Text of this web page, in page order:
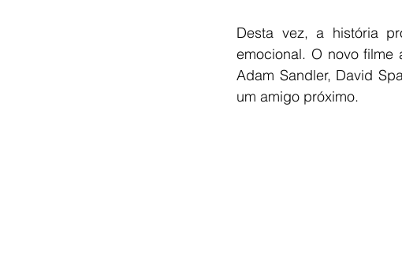
Desta vez, a história
emocional. O novo filme
Adam Sandler, David
um amigo próximo.